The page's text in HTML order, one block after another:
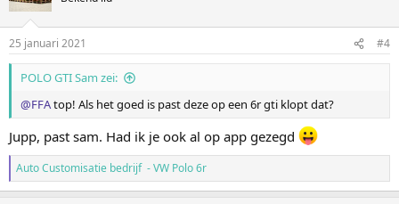
25 januari 2021 #4
POLO GTI Sam zei:
@FFAtop! Als het goed is past deze op een 6r gti klopt dat?
Jupp, past sam. Had ik je ook al op app gezegd
Auto Customisatie bedrijf - VW Polo 6r